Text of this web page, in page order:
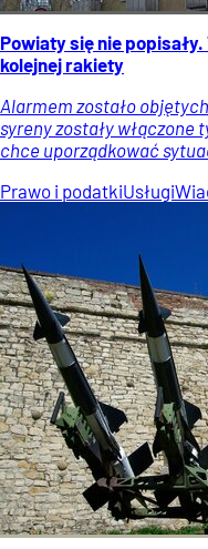
Powiaty się nie
kolejnej rakiety
Alarmem zostało
syreny zostały włączone
chce uporządkować
Prawo i podatkiUsługi